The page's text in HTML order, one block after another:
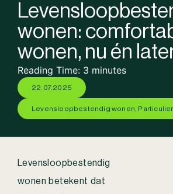
wonen:
wonen, nu én
Reading Time: 3 minutes
22.07.2025
Levensloopbestendig wonen Particulier
Levensloopbestendig
wonen betekent dat